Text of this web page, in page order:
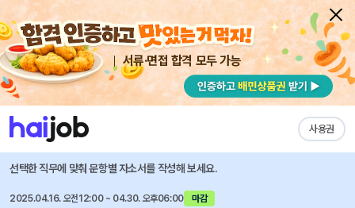
서류·면접 합격 모두 가능
사용권
채용공고 자소서 자유항목 자소서 내 작성목록
한국콘텐츠진흥원
2025년 청년인턴 채용 공고
선택한 직무에 맞춰 문항별 자소서를 작성해 보세요.
2025.04.16. 오전12:00 ~ 04.30. 오후06:00
마감